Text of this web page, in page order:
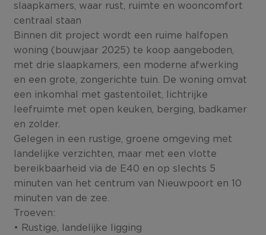
slaapkamers, waar rust, ruimte en wooncomfort
centraal staan
Binnen dit project wordt een ruime halfopen
woning (bouwjaar 2025) te koop aangeboden,
met drie slaapkamers, een moderne afwerking
en een grote, zongerichte tuin. De woning omvat
een inkomhal met gastentoilet, lichtrijke
leefruimte met open keuken, berging, badkamer
en zolder.
Gelegen in een rustige, groene omgeving met
landelijke verzichten, maar met een vlotte
bereikbaarheid via de E40 en op slechts 5
minuten van het centrum van Nieuwpoort en 10
minuten van de zee.
Troeven:
• Rustige, landelijke ligging